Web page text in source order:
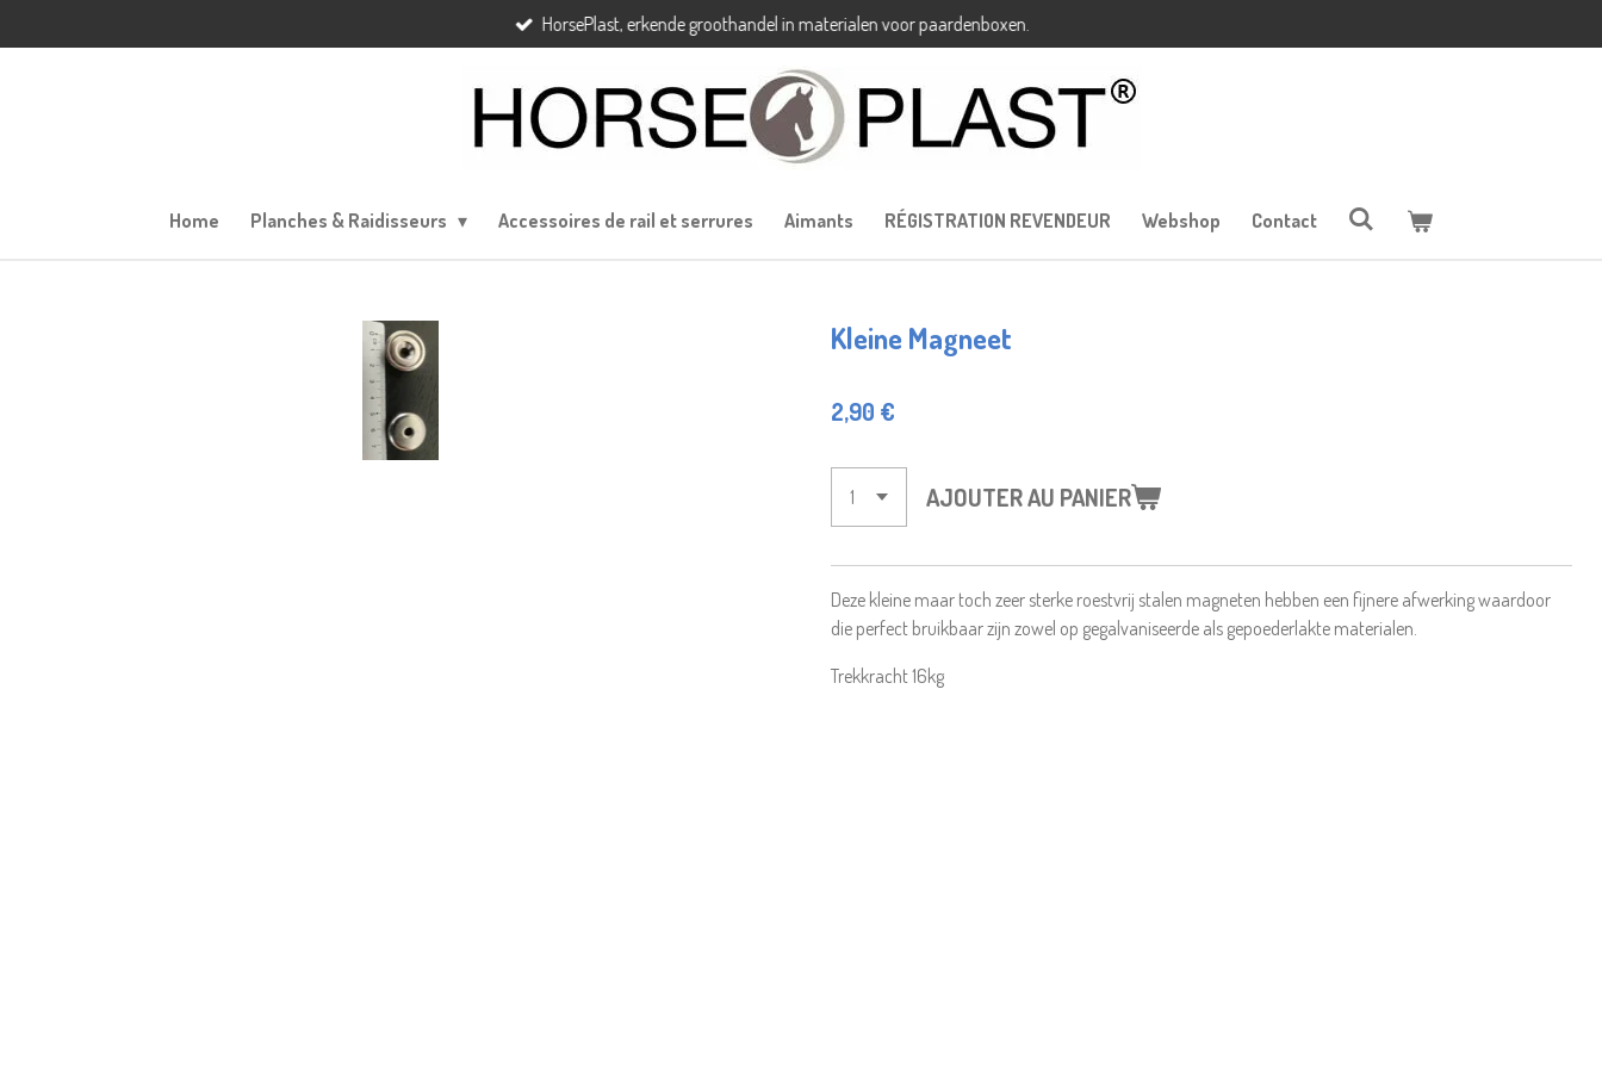
au
HorsePlast, grossiste reconnu en matériaux pour les boxes à chevaux.
Home Planches & Raidisseurs Accessoires de rail et serrures Aimants RÉGISTRATION REVENDEUR Webshop Contact
Kleine Magneet
2,90 €
AJOUTER AU PANIER
Deze kleine maar toch zeer sterke roestvrij stalen magneten hebben een fijnere afwerking waardoor
die perfect bruikbaar zijn zowel op gegalvaniseerde als gepoederlakte materialen.
Trekkracht 16kg